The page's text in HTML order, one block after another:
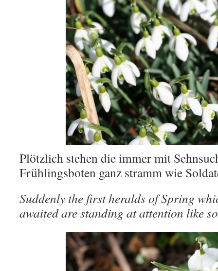
Plötzlich stehen die immer mit
Frühlingsboten ganz stramm wie
Suddenly the first heralds of Spring
awaited are standing at attention like